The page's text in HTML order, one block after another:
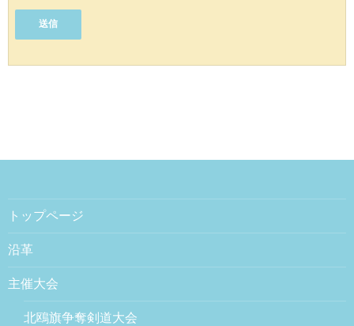
トップページ
沿革
主催大会
北鴎旗争奪剣道大会